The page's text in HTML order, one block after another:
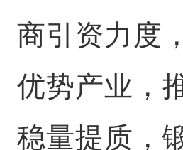
商引资力度
优势产业，
稳量提质，